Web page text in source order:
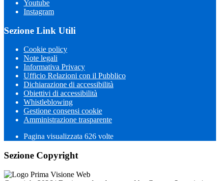
Youtube
Instagram
Sezione Link Utili
Cookie policy
Note legali
Informativa Privacy
Ufficio Relazioni con il Pubblico
Dichiarazione di accessibilità
Obiettivi di accessibilità
Whistleblowing
Gestione consensi cookie
Amministrazione trasparente
Pagina visualizzata 626 volte
Sezione Copyright